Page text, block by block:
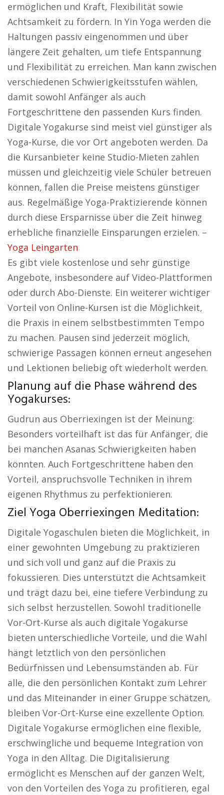
ermöglichen und Kraft, Flexibilität sowie
Achtsamkeit zu fördern. In Yin Yoga werden die
Haltungen passiv eingenommen und über
längere Zeit gehalten, um tiefe Entspannung
und Flexibilität zu erreichen. Man kann zwischen
verschiedenen Schwierigkeitsstufen wählen,
damit sowohl Anfänger als auch
Fortgeschrittene den passenden Kurs finden.
Digitale Yogakurse sind meist viel günstiger als
Yoga-Kurse, die vor Ort angeboten werden. Da
die Kursanbieter keine Studio-Mieten zahlen
müssen und gleichzeitig viele Schüler betreuen
können, fallen die Preise meistens günstiger
aus. Regelmäßige Yoga-Praktizierende können
durch diese Ersparnisse über die Zeit hinweg
erhebliche finanzielle Einsparungen erzielen. –
Yoga Leingarten
Es gibt viele kostenlose und sehr günstige
Angebote, insbesondere auf Video-Plattformen
oder durch Abo-Dienste. Ein weiterer wichtiger
Vorteil von Online-Kursen ist die Möglichkeit,
die Praxis in einem selbstbestimmten Tempo
zu machen. Pausen sind jederzeit möglich,
schwierige Passagen können erneut angesehen
und Lektionen beliebig oft wiederholt werden.
Planung auf die Phase während des
Yogakurses:
Gudrun aus Oberriexingen ist der Meinung:
Besonders vorteilhaft ist das für Anfänger, die
bei manchen Asanas Schwierigkeiten haben
könnten. Auch Fortgeschrittene haben den
Vorteil, anspruchsvolle Techniken in ihrem
eigenen Rhythmus zu perfektionieren.
Ziel Yoga Oberriexingen Meditation:
Digitale Yogaschulen bieten die Möglichkeit, in
einer gewohnten Umgebung zu praktizieren
und sich voll und ganz auf die Praxis zu
fokussieren. Dies unterstützt die Achtsamkeit
und trägt dazu bei, eine tiefere Verbindung zu
sich selbst herzustellen. Sowohl traditionelle
Vor-Ort-Kurse als auch digitale Yogakurse
bieten unterschiedliche Vorteile, und die Wahl
hängt letztlich von den persönlichen
Bedürfnissen und Lebensumständen ab. Für
alle, die den persönlichen Kontakt zum Lehrer
und das Miteinander in einer Gruppe schätzen,
bleiben Vor-Ort-Kurse eine exzellente Option.
Digitale Yogakurse ermöglichen eine flexible,
erschwingliche und bequeme Integration von
Yoga in den Alltag. Die Digitalisierung
ermöglicht es Menschen auf der ganzen Welt,
von den Vorteilen des Yoga zu profitieren, egal